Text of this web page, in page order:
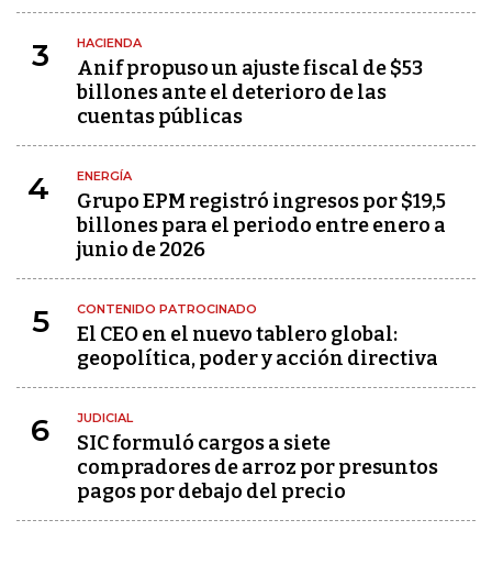
3 HACIENDA
Anif propuso un ajuste fiscal de $53
billones ante el deterioro de las
cuentas públicas
4 ENERGÍA
Grupo EPM registró ingresos por $19,5
billones para el periodo entre enero a
junio de 2026
5 CONTENIDO PATROCINADO
El CEO en el nuevo tablero global:
geopolítica, poder y acción directiva
6 JUDICIAL
SIC formuló cargos a siete
compradores de arroz por presuntos
pagos por debajo del precio